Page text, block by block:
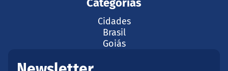
Categorias
Cidades
Brasil
Goiás